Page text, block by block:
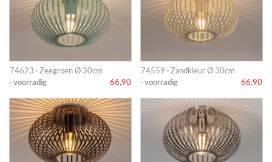
74623 · Zeegroen Ø 30cm
· voorradig 66,90
74559 · Zandkleur Ø 30cm
· voorradig 66,90